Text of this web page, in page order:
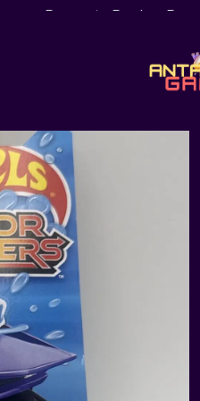
¡Pregunta Por Las